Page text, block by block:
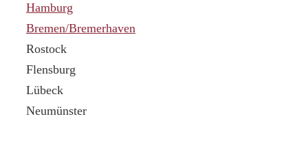
Hamburg
Bremen/Bremerhaven
Rostock
Flensburg
Lübeck
Neumünster